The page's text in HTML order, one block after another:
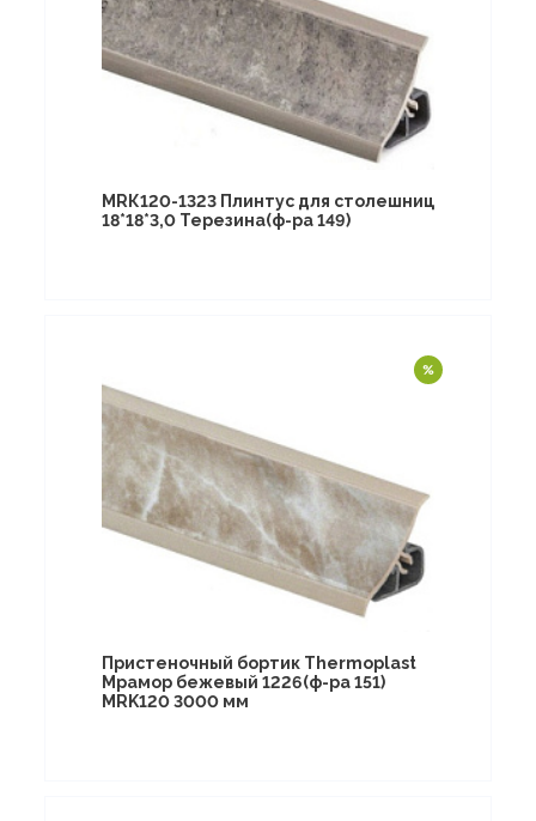
МRК120-1323 Плинтус для столешниц
18*18*3,0 Терезина(ф-ра 149)
Пристеночный бортик Thermoplast
Мрамор бежевый 1226(ф-ра 151)
MRK120 3000 мм